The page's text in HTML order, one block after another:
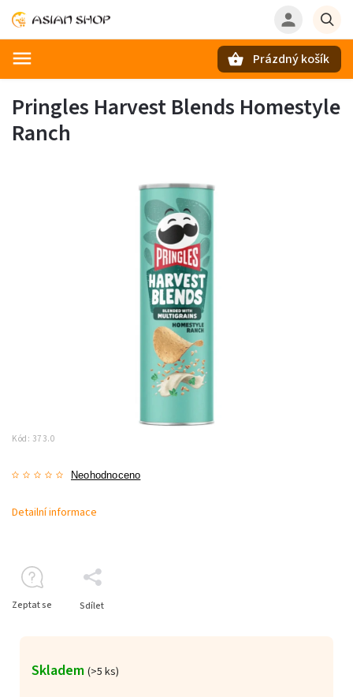
Prázdný košík
Pringles Harvest Blends Homestyle
Ranch
Kód: 373.0
Neohodnoceno
Skladem (>5 ks)
Detailní informace
Zeptat se Sdílet